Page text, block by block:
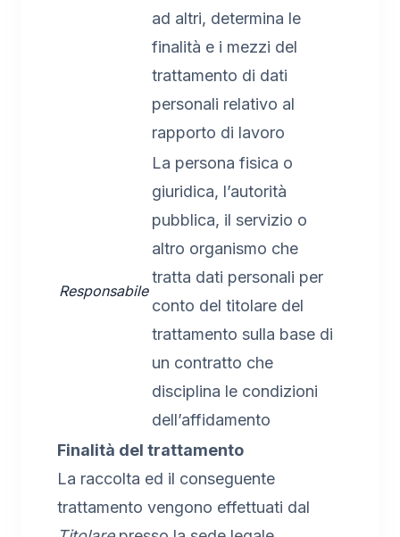
ad altri, determina le
finalità e i mezzi del
trattamento di dati
personali relativo al
rapporto di lavoro
Responsabile
La persona fisica o
giuridica, l’autorità
pubblica, il servizio o
altro organismo che
tratta dati personali per
conto del titolare del
trattamento sulla base di
un contratto che
disciplina le condizioni
dell’affidamento
Finalità del trattamento
La raccolta ed il conseguente
trattamento vengono effettuati dal